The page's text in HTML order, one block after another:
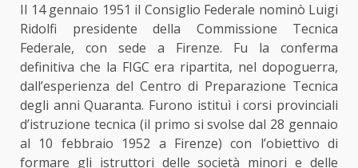
Il 14 gennaio 1951 il Consiglio Federale nominò Luigi
Ridolfi presidente della Commissione Tecnica
Federale, con sede a Firenze. Fu la conferma
definitiva che la FIGC era ripartita, nel dopoguerra,
dall’esperienza del Centro di Preparazione Tecnica
degli anni Quaranta. Furono istituì i corsi provinciali
d’istruzione tecnica (il primo si svolse dal 28 gennaio
al 10 febbraio 1952 a Firenze) con l’obiettivo di
formare gli istruttori delle società minori e delle